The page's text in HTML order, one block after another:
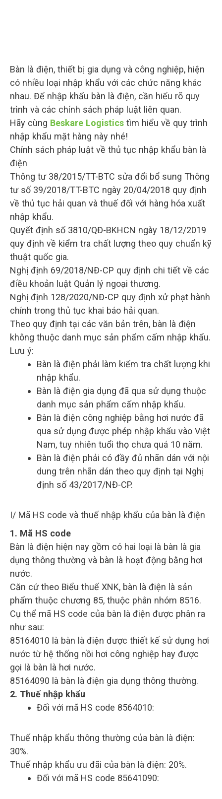
Bàn là điện, thiết bị gia dụng và công nghiệp, hiện
có nhiều loại nhập khẩu với các chức năng khác
nhau. Để nhập khẩu bàn là điện, cần hiểu rõ quy
trình và các chính sách pháp luật liên quan.
Hãy cùng Beskare Logistics tìm hiểu về quy trình
nhập khẩu mặt hàng này nhé!
Chính sách pháp luật về thủ tục nhập khẩu bàn là
điện
Thông tư 38/2015/TT-BTC sửa đổi bổ sung Thông
tư số 39/2018/TT-BTC ngày 20/04/2018 quy định
về thủ tục hải quan và thuế đối với hàng hóa xuất
nhập khẩu.
Quyết định số 3810/QĐ-BKHCN ngày 18/12/2019
quy định về kiểm tra chất lượng theo quy chuẩn kỹ
thuật quốc gia.
Nghị định 69/2018/NĐ-CP quy định chi tiết về các
điều khoản luật Quản lý ngoại thương.
Nghị định 128/2020/NĐ-CP quy định xử phạt hành
chính trong thủ tục khai báo hải quan.
Theo quy định tại các văn bản trên, bàn là điện
không thuộc danh mục sản phẩm cấm nhập khẩu.
Lưu ý:
Bàn là điện phải làm kiểm tra chất lượng khi
nhập khẩu.
Bàn là điện gia dụng đã qua sử dụng thuộc
danh mục sản phẩm cấm nhập khẩu.
Bàn là điện công nghiệp bằng hơi nước đã
qua sử dụng được phép nhập khẩu vào Việt
Nam, tuy nhiên tuổi thọ chưa quá 10 năm.
Bàn là điện phải có đầy đủ nhãn dán với nội
dung trên nhãn dán theo quy định tại Nghị
định số 43/2017/NĐ-CP.
I/ Mã HS code và thuế nhập khẩu của bàn là điện
1. Mã HS code
Bàn là điện hiện nay gồm có hai loại là bàn là gia
dụng thông thường và bàn là hoạt động bằng hơi
nước.
Căn cứ theo Biểu thuế XNK, bàn là điện là sản
phẩm thuộc chương 85, thuộc phân nhóm 8516.
Cụ thể mã HS code của bàn là điện được phân ra
như sau:
85164010 là bàn là điện được thiết kế sử dụng hơi
nước từ hệ thống nồi hơi công nghiệp hay được
gọi là bàn là hơi nước.
85164090 là bàn là điện gia dụng thông thường.
2. Thuế nhập khẩu
Đối với mã HS code 8564010:
Thuế nhập khẩu thông thường của bàn là điện:
30%.
Thuế nhập khẩu ưu đãi của bàn là điện: 20%.
Đối với mã HS code 85641090: